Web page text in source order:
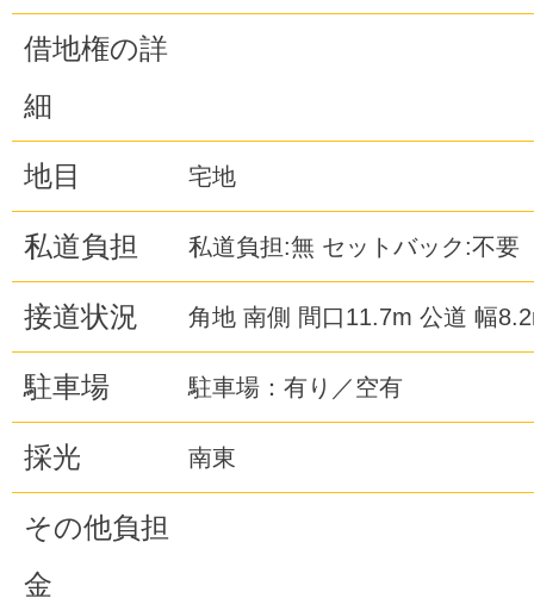
借地権の詳
細
地目 宅地
私道負担 私道負担:無 セットバック:不要
接道状況 角地 南側 間口11.7m 公道 幅
駐車場 駐車場：有り／空有
採光 南東
その他負担
金